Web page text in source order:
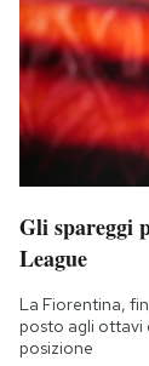
Gli spareggi
League
La Fiorentina,
posto agli ottavi
posizione